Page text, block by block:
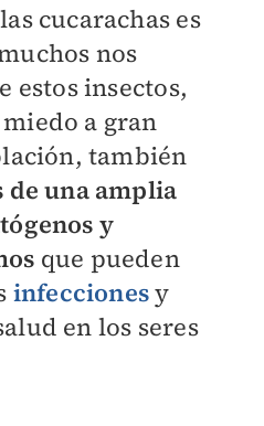
cucarachas es
nos
estos insectos,
a gran
también
una amplia
y
que pueden
infeccionesy
en los seres